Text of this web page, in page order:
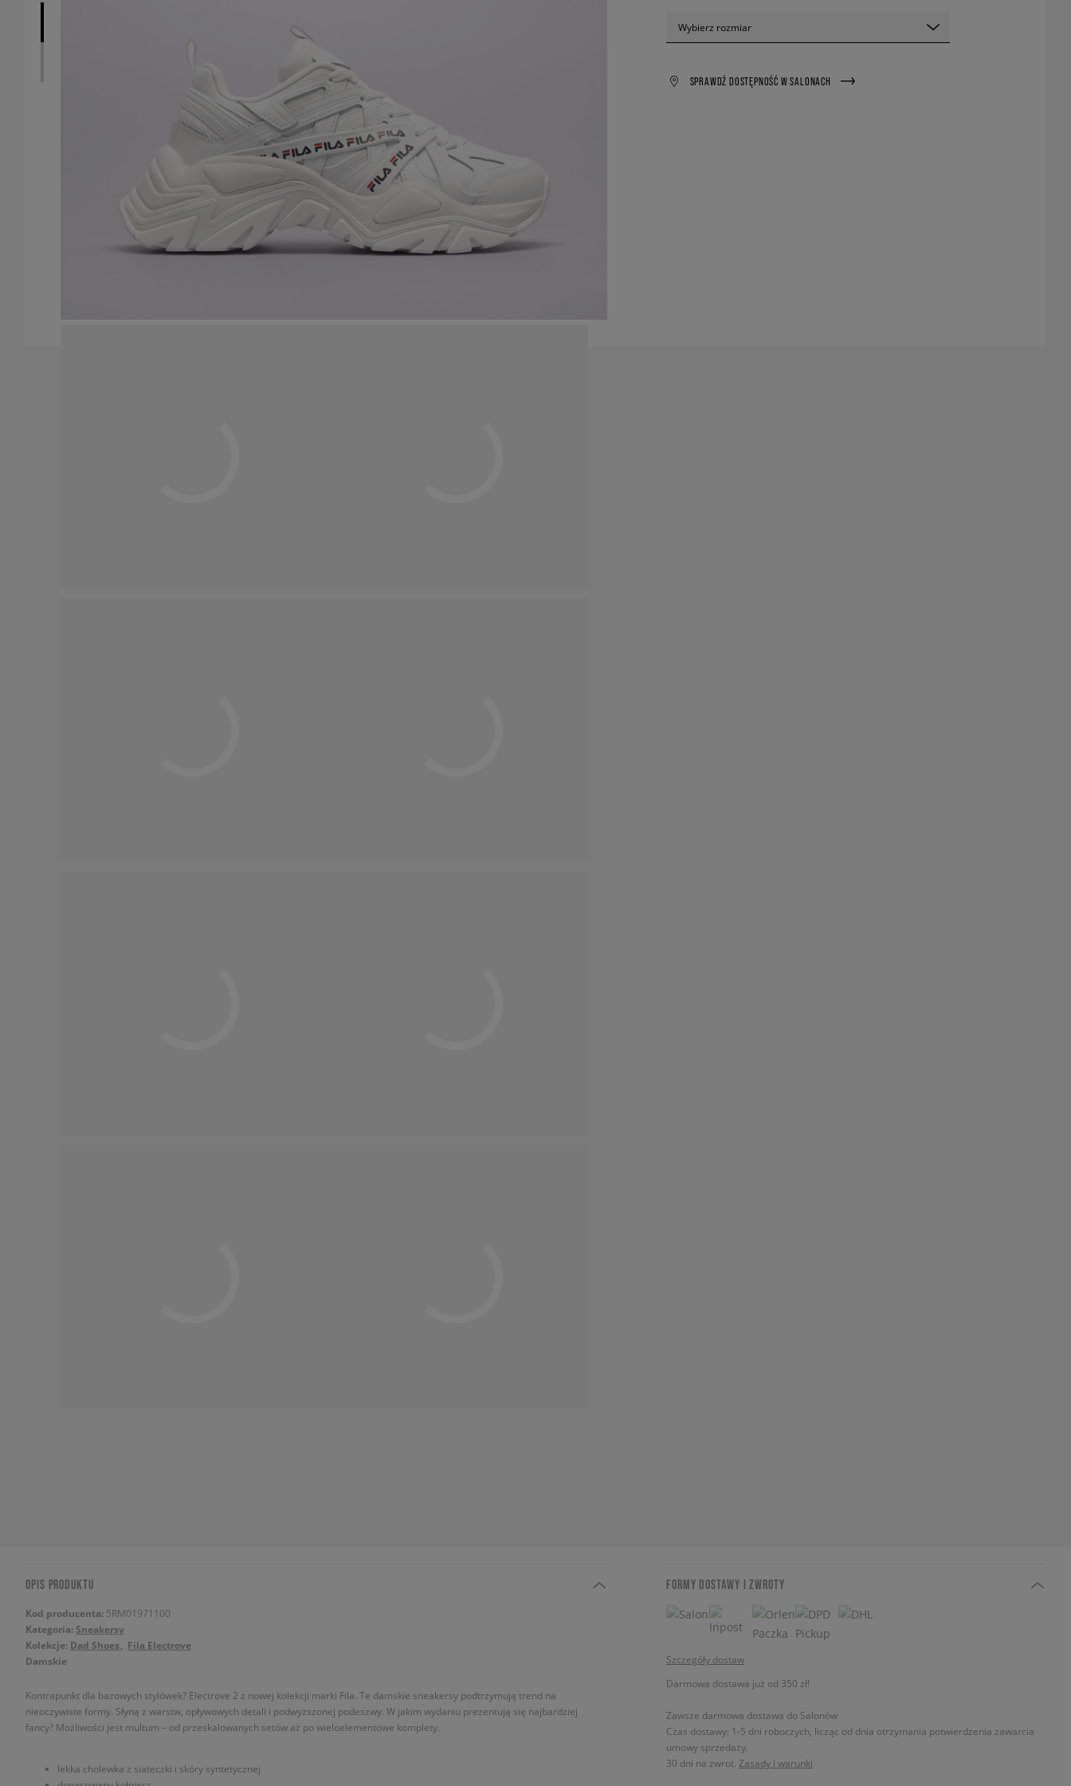
Wybierz rozmiar
SPRAWDŹ DOSTĘPNOŚĆ W SALONACH
OPIS PRODUKTU
Kod producenta: 5RM01971100
Kategoria: Sneakersy
Kolekcje: Dad Shoes
Fila Electrove
Damskie
Kontrapunkt dla bazowych stylówek? Electrove 2 z nowej kolekcji marki Fila. Te damskie sneakersy podtrzymują trend na
nieoczywiste formy. Słyną z warstw, opływowych detali i podwyższonej podeszwy. W jakim wydaniu prezentują się najbardziej
fancy? Możliwości jest multum – od przeskalowanych setów aż po wieloelementowe komplety.
lekka cholewka z siateczki i skóry syntetycznej
FORMY DOSTAWY I ZWROTY
Szczegóły dostaw
Darmowa dostawa już od 350 zł!
Zawsze darmowa dostawa do Salonów
Czas dostawy: 1-5 dni roboczych, licząc od dnia otrzymania potwierdzenia zawarcia
umowy sprzedaży.
30 dni na zwrot. Zasady i warunki